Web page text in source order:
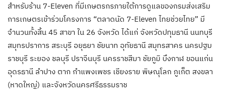
สำหรับร้าน 7-Eleven ที่มีเกษตรกรภายใต้การดูแลของกรมส่งเสริม
การเกษตรเข้าร่วมโครงการ “ตลาดนัด 7-Eleven ไทยช่วยไทย” มี
จำนวนทั้งสิ้น 45 สาขา ใน 26 จังหวัด ได้แก่ จังหวัดปทุมธานี นนทบุรี
สมุทรปราการ สระบุรี อยุธยา ชัยนาท อุทัยธานี สมุทรสาคร นครปฐม
ราชบุรี ระยอง ชลบุรี ปราจีนบุรี นครราชสีมา ชัยภูมิ บึงกาฬ ขอนแก่น
อุดรธานี ลำปาง ตาก กำแพงเพชร เชียงราย พิษณุโลก ภูเก็ต สงขลา
(หาดใหญ่) และจังหวัดนครศรีธรรมราช